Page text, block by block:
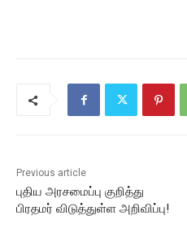
Previous article
புதிய அரசமைப்பு குறித்து
பிரதமர் விடுத்துள்ள அறிவிப்பு!